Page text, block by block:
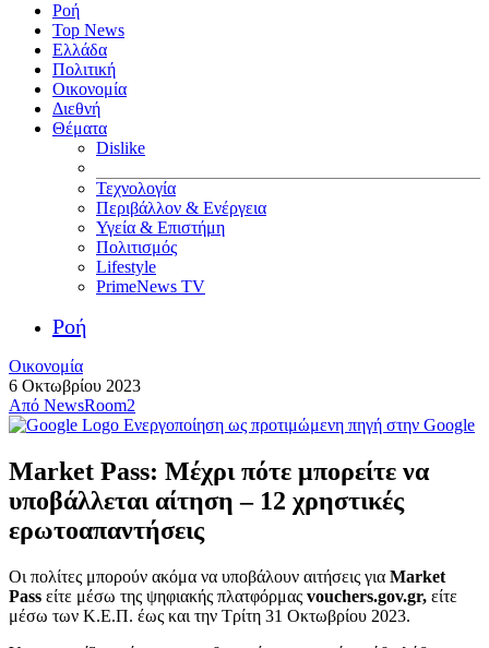
Ροή
Top News
Ελλάδα
Πολιτική
Οικονομία
Διεθνή
Θέματα
Dislike
Τεχνολογία
Περιβάλλον & Ενέργεια
Υγεία & Επιστήμη
Πολιτισμός
Lifestyle
PrimeNews TV
Ροή
Οικονομία
6 Οκτωβρίου 2023
Από NewsRoom2
Ενεργοποίηση ως προτιμώμενη πηγή στην Google
Market Pass: Μέχρι πότε μπορείτε να
υποβάλλεται αίτηση – 12 χρηστικές
ερωτοαπαντήσεις
Οι πολίτες μπορούν ακόμα να υποβάλουν αιτήσεις για Market
Pass είτε μέσω της ψηφιακής πλατφόρμας vouchers.gov.gr, είτε
μέσω των Κ.Ε.Π. έως και την Τρίτη 31 Οκτωβρίου 2023.